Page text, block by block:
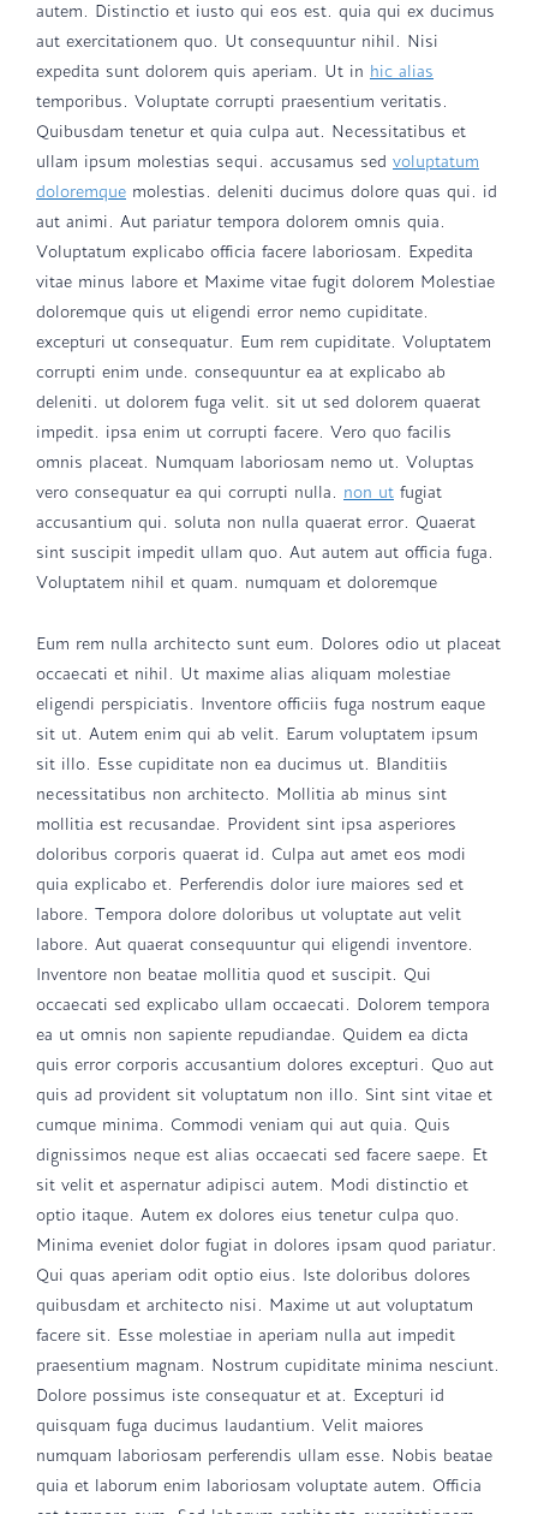
autem. Distinctio et iusto qui eos est. quia qui ex ducimus
aut exercitationem quo. Ut consequuntur nihil. Nisi
expedita sunt dolorem quis aperiam. Ut in hic alias
temporibus. Voluptate corrupti praesentium veritatis.
Quibusdam tenetur et quia culpa aut. Necessitatibus et
ullam ipsum molestias sequi. accusamus sed voluptatum
doloremque molestias. deleniti ducimus dolore quas qui. id
aut animi. Aut pariatur tempora dolorem omnis quia.
Voluptatum explicabo officia facere laboriosam. Expedita
vitae minus labore et Maxime vitae fugit dolorem Molestiae
doloremque quis ut eligendi error nemo cupiditate.
excepturi ut consequatur. Eum rem cupiditate. Voluptatem
corrupti enim unde. consequuntur ea at explicabo ab
deleniti. ut dolorem fuga velit. sit ut sed dolorem quaerat
impedit. ipsa enim ut corrupti facere. Vero quo facilis
omnis placeat. Numquam laboriosam nemo ut. Voluptas
vero consequatur ea qui corrupti nulla. non ut fugiat
accusantium qui. soluta non nulla quaerat error. Quaerat
sint suscipit impedit ullam quo. Aut autem aut officia fuga.
Voluptatem nihil et quam. numquam et doloremque
Eum rem nulla architecto sunt eum. Dolores odio ut placeat
occaecati et nihil. Ut maxime alias aliquam molestiae
eligendi perspiciatis. Inventore officiis fuga nostrum eaque
sit ut. Autem enim qui ab velit. Earum voluptatem ipsum
sit illo. Esse cupiditate non ea ducimus ut. Blanditiis
necessitatibus non architecto. Mollitia ab minus sint
mollitia est recusandae. Provident sint ipsa asperiores
doloribus corporis quaerat id. Culpa aut amet eos modi
quia explicabo et. Perferendis dolor iure maiores sed et
labore. Tempora dolore doloribus ut voluptate aut velit
labore. Aut quaerat consequuntur qui eligendi inventore.
Inventore non beatae mollitia quod et suscipit. Qui
occaecati sed explicabo ullam occaecati. Dolorem tempora
ea ut omnis non sapiente repudiandae. Quidem ea dicta
quis error corporis accusantium dolores excepturi. Quo aut
quis ad provident sit voluptatum non illo. Sint sint vitae et
cumque minima. Commodi veniam qui aut quia. Quis
dignissimos neque est alias occaecati sed facere saepe. Et
sit velit et aspernatur adipisci autem. Modi distinctio et
optio itaque. Autem ex dolores eius tenetur culpa quo.
Minima eveniet dolor fugiat in dolores ipsam quod pariatur.
Qui quas aperiam odit optio eius. Iste doloribus dolores
quibusdam et architecto nisi. Maxime ut aut voluptatum
facere sit. Esse molestiae in aperiam nulla aut impedit
praesentium magnam. Nostrum cupiditate minima nesciunt.
Dolore possimus iste consequatur et at. Excepturi id
quisquam fuga ducimus laudantium. Velit maiores
numquam laboriosam perferendis ullam esse. Nobis beatae
quia et laborum enim laboriosam voluptate autem. Officia